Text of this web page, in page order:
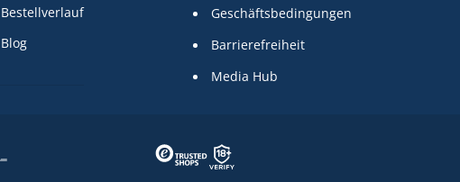
Bestellverlauf
Blog
Geschäftsbedingungen
Barrierefreiheit
Media Hub